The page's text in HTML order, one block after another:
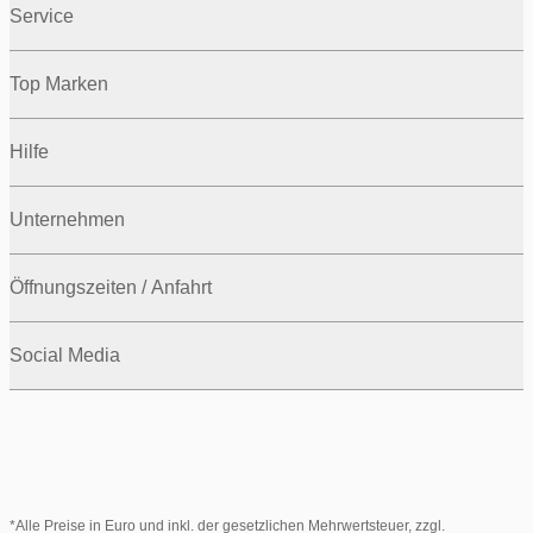
Service
Top Marken
Hilfe
Unternehmen
Öffnungszeiten / Anfahrt
Social Media
*Alle Preise in Euro und inkl. der gesetzlichen Mehrwertsteuer, zzgl.